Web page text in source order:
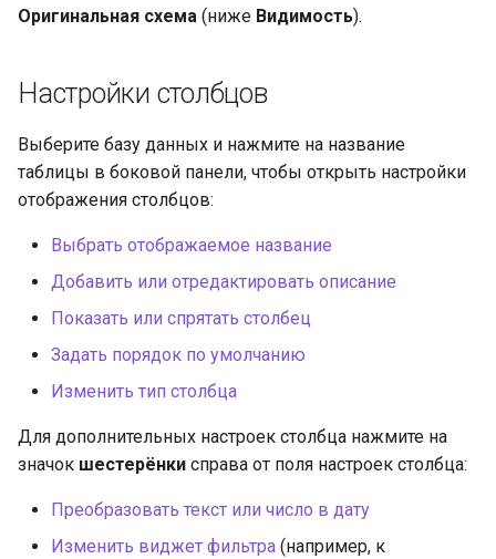
Оригинальная схема (ниже Видимость).
Настройки столбцов
Выберите базу данных и нажмите на название
таблицы в боковой панели, чтобы открыть настройки
отображения столбцов:
Выбрать отображаемое название
Добавить или отредактировать описание
Показать или спрятать столбец
Задать порядок по умолчанию
Изменить тип столбца
Для дополнительных настроек столбца нажмите на
значок шестерёнки справа от поля настроек столбца:
Преобразовать текст или число в дату
Изменить виджет фильтра (например, к